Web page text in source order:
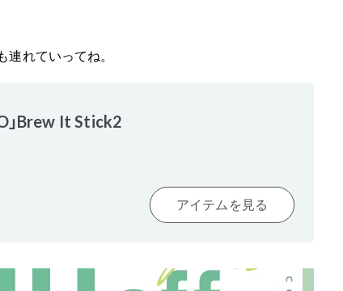
れていってね。
」Brew It Stick2
アイテムを見る